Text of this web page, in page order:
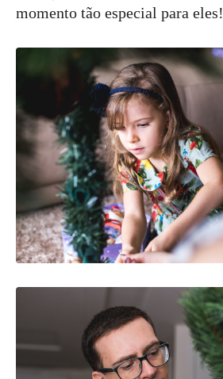
momento tão especial para eles!